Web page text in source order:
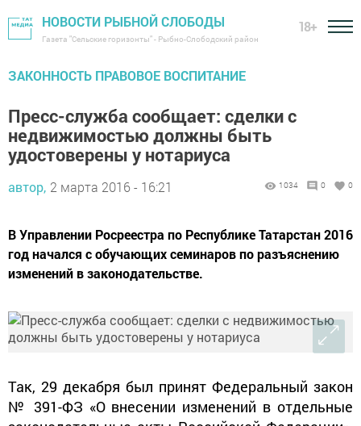
НОВОСТИ РЫБНОЙ СЛОБОДЫ
Газета "Сельские горизонты" - Рыбно-Слободский район
18+
ЗАКОННОСТЬ ПРАВОВОЕ ВОСПИТАНИЕ
Пресс-служба сообщает: сделки с
недвижимостью должны быть
удостоверены у нотариуса
автор, 2 марта 2016 - 16:21 1034 0 0
В Управлении Росреестра по Республике Татарстан 2016
год начался с обучающих семинаров по разъяснению
изменений в законодательстве.
Так, 29 декабря был принят Федеральный закон
№ 391-ФЗ «О внесении изменений в отдельные